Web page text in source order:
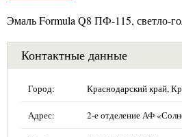
Эмаль Formula Q8 ПФ-115, светло-
Контактные данные
Город: Краснодарский край,
Адрес: 2-е отделение АФ